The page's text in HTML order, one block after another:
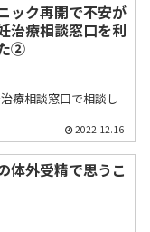
ック再開で不安が
治療相談窓口を利
②
療相談窓口で相談し
2022.12.16
体外受精で思うこ